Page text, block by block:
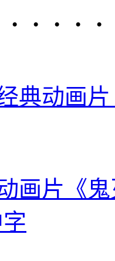
· · · ·
典动画
画片《